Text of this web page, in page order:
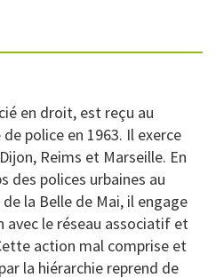
en droit, est reçu au
police en 1963. Il exerce
Reims et Marseille. En
des polices urbaines au
la Belle de Mai, il engage
le réseau associatif et
action mal comprise et
la hiérarchie reprend de